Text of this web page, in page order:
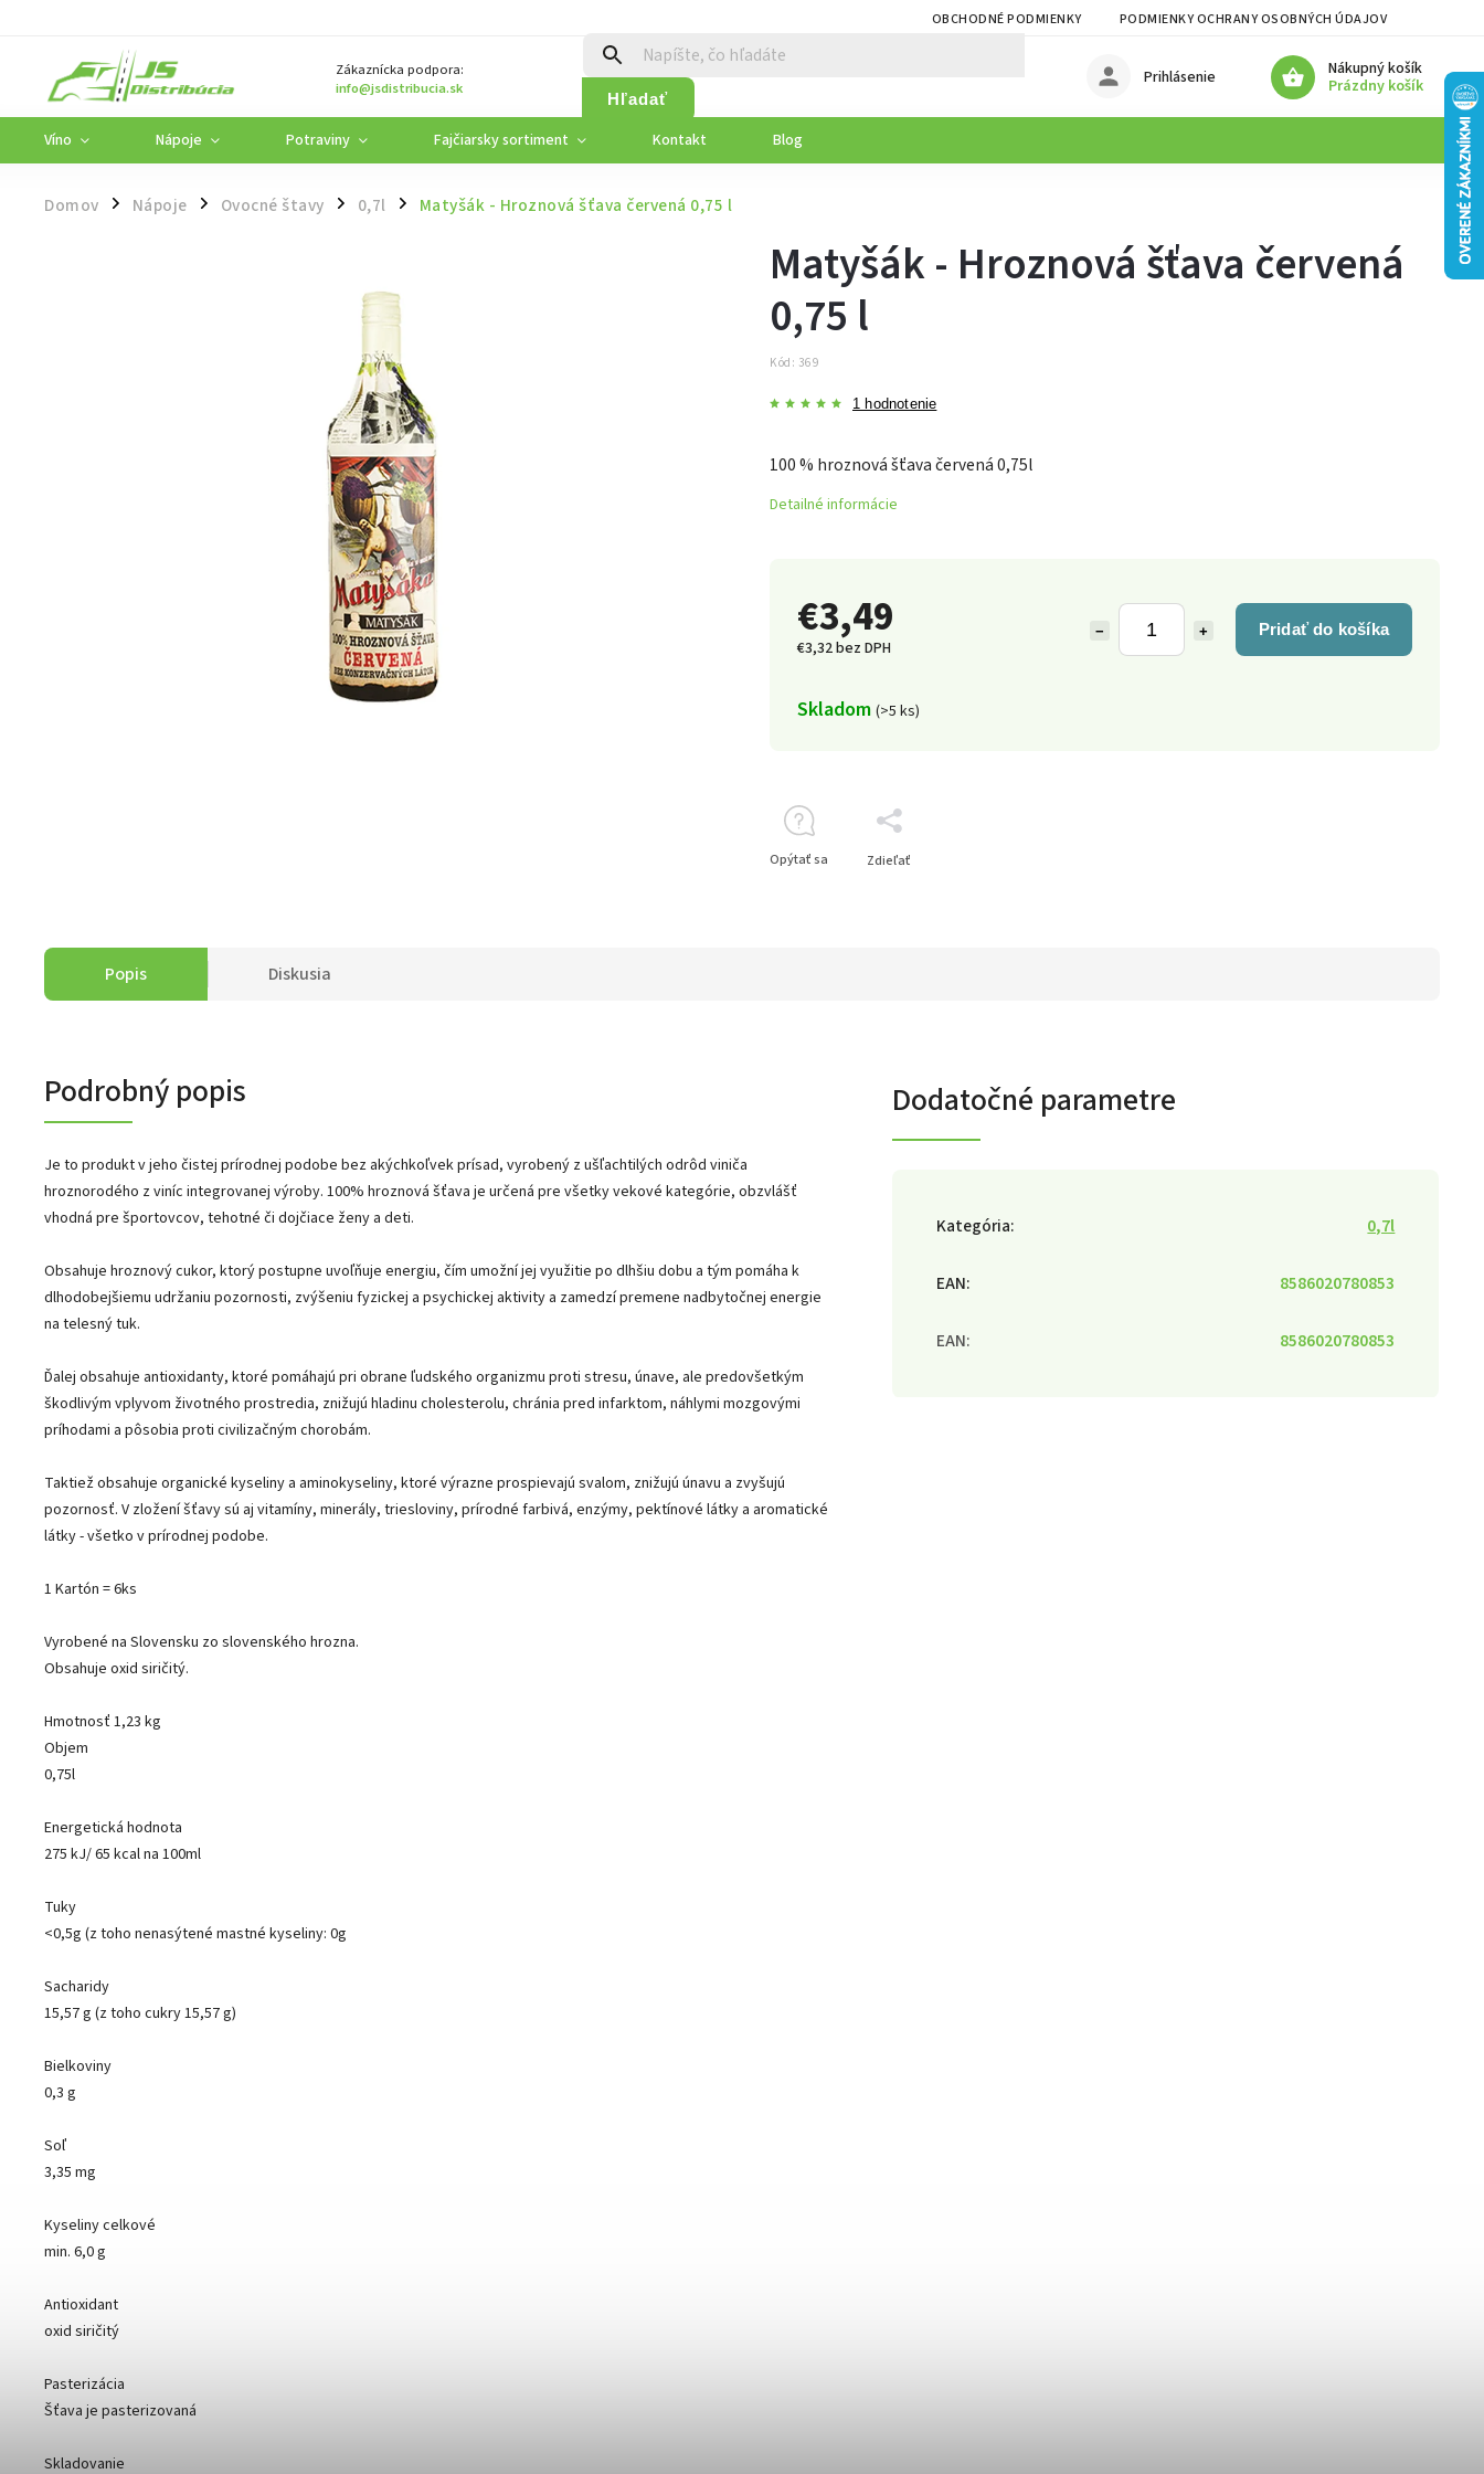
OBCHODNÉ PODMIENKY PODMIENKY OCHRANY OSOBNÝCH ÚDAJOV
Zákaznícka podpora:
info@jsdistribucia.sk
Hľadať
Nákupný košík
Prázdny košík
Prihlásenie
Víno Nápoje Potraviny Fajčiarsky sortiment Kontakt Blog
Domov / Nápoje / Ovocné štavy / 0,7l / Matyšák - Hroznová šťava červená 0,75 l
€3,49
€3,32 bez DPH
+
− Pridať do košíka
Skladom (>5 ks)
Matyšák - Hroznová šťava červená
0,75 l
Kód: 369
1 hodnotenie
100 % hroznová šťava červená 0,75l
Detailné informácie
Opýtať sa Zdieľať
Popis Diskusia
Podrobný popis
Je to produkt v jeho čistej prírodnej podobe bez akýchkoľvek prísad, vyrobený z ušľachtilých odrôd viniča
hroznorodého z viníc integrovanej výroby. 100% hroznová šťava je určená pre všetky vekové kategórie, obzvlášť
vhodná pre športovcov, tehotné či dojčiace ženy a deti.
Obsahuje hroznový cukor, ktorý postupne uvoľňuje energiu, čím umožní jej využitie po dlhšiu dobu a tým pomáha k
dlhodobejšiemu udržaniu pozornosti, zvýšeniu fyzickej a psychickej aktivity a zamedzí premene nadbytočnej energie
na telesný tuk.
Ďalej obsahuje antioxidanty, ktoré pomáhajú pri obrane ľudského organizmu proti stresu, únave, ale predovšetkým
škodlivým vplyvom životného prostredia, znižujú hladinu cholesterolu, chránia pred infarktom, náhlymi mozgovými
príhodami a pôsobia proti civilizačným chorobám.
Taktiež obsahuje organické kyseliny a aminokyseliny, ktoré výrazne prospievajú svalom, znižujú únavu a zvyšujú
pozornosť. V zložení šťavy sú aj vitamíny, minerály, triesloviny, prírodné farbivá, enzýmy, pektínové látky a aromatické
látky - všetko v prírodnej podobe.
1 Kartón = 6ks
Vyrobené na Slovensku zo slovenského hrozna.
Obsahuje oxid siričitý.
Hmotnosť 1,23 kg
Objem
0,75l
Energetická hodnota
275 kJ/ 65 kcal na 100ml
Tuky
<0,5g (z toho nenasýtené mastné kyseliny: 0g
Sacharidy
15,57 g (z toho cukry 15,57 g)
Bielkoviny
0,3 g
Soľ
3,35 mg
Kyseliny celkové
min. 6,0 g
Antioxidant
oxid siričitý
Pasterizácia
Šťava je pasterizovaná
Skladovanie
Dodatočné parametre
Kategória: 0,7l
EAN: 8586020780853
EAN: 8586020780853